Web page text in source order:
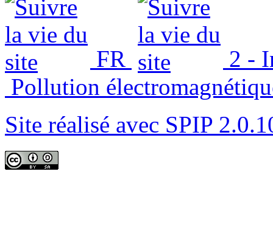
FR
2 -
Pollution
Site réalisé avec SPIP